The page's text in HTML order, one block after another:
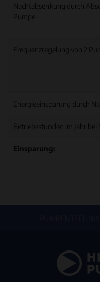
Nachtabsenkung durch
Pumpe:
Frequenzregelung von 2
Energieeinsparung durch
Betriebsstunden im Jahr bei
Einsparung: